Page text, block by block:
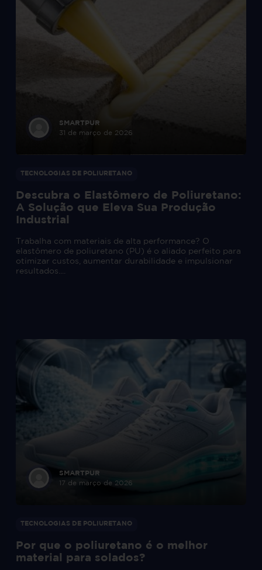
SMARTPUR
31 de março de 2026
TECNOLOGIAS DE POLIURETANO
Descubra o Elastômero de Poliuretano:
A Solução que Eleva Sua Produção
Industrial
Trabalha com materiais de alta performance? O
elastômero de poliuretano (PU) é o aliado perfeito para
otimizar custos, aumentar durabilidade e impulsionar
resultados....
SMARTPUR
17 de março de 2026
TECNOLOGIAS DE POLIURETANO
Por que o poliuretano é o melhor
material para solados?